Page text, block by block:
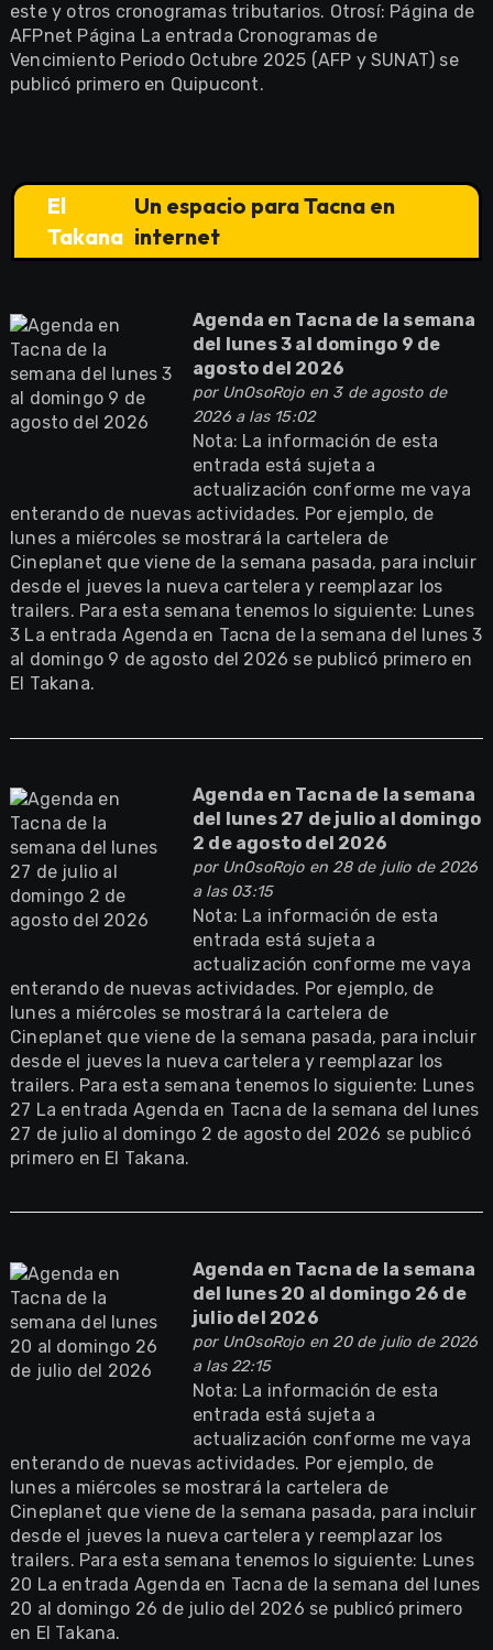
este y otros cronogramas tributarios. Otrosí: Página de
AFPnet Página La entrada Cronogramas de
Vencimiento Periodo Octubre 2025 (AFP y SUNAT) se
publicó primero en Quipucont.
El
Takana
Un espacio para Tacna en
internet
Agenda en Tacna de la semana
del lunes 3 al domingo 9 de
agosto del 2026
por UnOsoRojoen 3 de agosto de
2026 a las 15:02
Nota: La información de esta
entrada está sujeta a
actualización conforme me vaya
enterando de nuevas actividades. Por ejemplo, de
lunes a miércoles se mostrará la cartelera de
Cineplanet que viene de la semana pasada, para incluir
desde el jueves la nueva cartelera y reemplazar los
trailers. Para esta semana tenemos lo siguiente: Lunes
3 La entrada Agenda en Tacna de la semana del lunes 3
al domingo 9 de agosto del 2026 se publicó primero en
El Takana.
Agenda en Tacna de la semana
del lunes 27 de julio al domingo
2 de agosto del 2026
por UnOsoRojoen 28 de julio de 2026
a las 03:15
Nota: La información de esta
entrada está sujeta a
actualización conforme me vaya
enterando de nuevas actividades. Por ejemplo, de
lunes a miércoles se mostrará la cartelera de
Cineplanet que viene de la semana pasada, para incluir
desde el jueves la nueva cartelera y reemplazar los
trailers. Para esta semana tenemos lo siguiente: Lunes
27 La entrada Agenda en Tacna de la semana del lunes
27 de julio al domingo 2 de agosto del 2026 se publicó
primero en El Takana.
Agenda en Tacna de la semana
del lunes 20 al domingo 26 de
julio del 2026
por UnOsoRojoen 20 de julio de 2026
a las 22:15
Nota: La información de esta
entrada está sujeta a
actualización conforme me vaya
enterando de nuevas actividades. Por ejemplo, de
lunes a miércoles se mostrará la cartelera de
Cineplanet que viene de la semana pasada, para incluir
desde el jueves la nueva cartelera y reemplazar los
trailers. Para esta semana tenemos lo siguiente: Lunes
20 La entrada Agenda en Tacna de la semana del lunes
20 al domingo 26 de julio del 2026 se publicó primero
en El Takana.